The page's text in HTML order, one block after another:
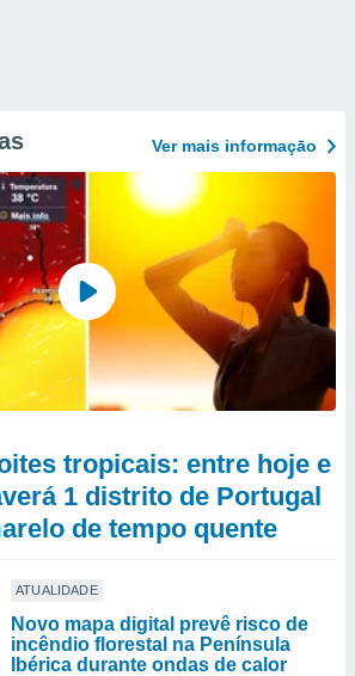
Ver mais informaçāo
tropicais: entre hoje e
1 distrito de Portugal
de tempo quente
ATUALIDADE
Novo mapa digital prevê risco de
incêndio florestal na Península
Ibérica durante ondas de calor